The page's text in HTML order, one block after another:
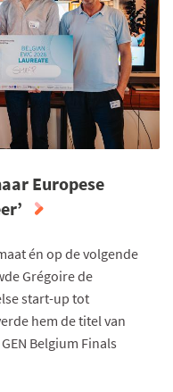
Europese
én op de volgende
Grégoire de
start-up tot
hem de titel van
Belgium Finals